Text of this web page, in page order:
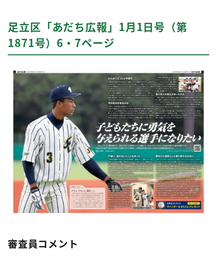
足立区「あだち広報」1月1日号（第
1871号）6・7ページ
審査員コメント